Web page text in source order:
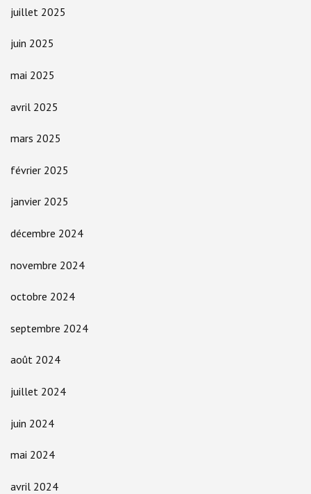
juillet 2025
juin 2025
mai 2025
avril 2025
mars 2025
février 2025
janvier 2025
décembre 2024
novembre 2024
octobre 2024
septembre 2024
août 2024
juillet 2024
juin 2024
mai 2024
avril 2024